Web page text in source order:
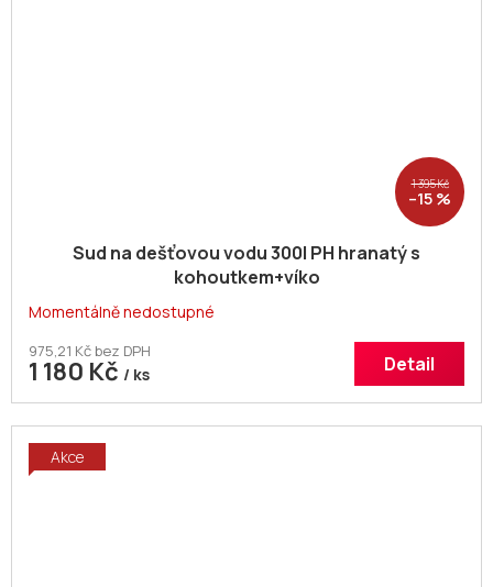
1 395 Kč
–15 %
Sud na dešťovou vodu 300l PH hranatý s
kohoutkem+víko
Momentálně nedostupné
975,21 Kč bez DPH
1 180 Kč / ks Detail
Akce